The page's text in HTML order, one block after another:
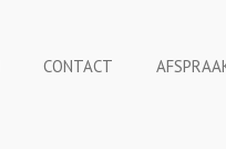
CONTACT